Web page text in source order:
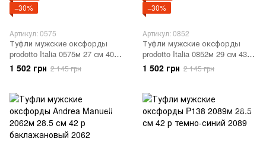
−30%
Артикул: 0575
Туфли мужские оксфорды
prodotto Italia 0575м 27 см 40 р
коричневый 0575
1 502 грн 2 145 грн
−30%
Артикул: 0852
Туфли мужские оксфорды
prodotto Italia 0852м 29 см 43 р
светло-коричневый 0852
1 502 грн 2 145 грн